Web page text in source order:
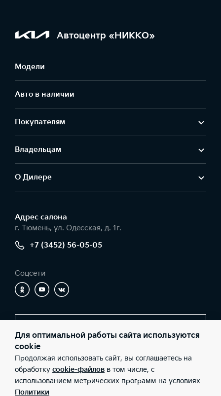
Автоцентр «НИККО»
Модели
Авто в наличии
Покупателям
Владельцам
О Дилере
Адрес салонa
г. Тюмень, ул. Одесская, д. 1г.
+7 (3452) 56-05-05
Соцсети
© 2026 Юридические лица ООО «Никко» (Фактический адрес: г.
Тюмень, ул. Одесская, д. 1г.; Телефон: +7 (3452) 56-05-05; ИНН:
7203159984; ОГРН: 1057200646920), ООО «Киа Россия и СНГ»
(Фактический адрес: г.Москва, Валовая 26; Телефон: 8 800 301
Для оптимальной работы сайта используются
cookie
Продолжая использовать сайт, вы соглашаетесь на
обработку cookie-файлов в том числе, с
использованием метрических программ на условиях
Политики